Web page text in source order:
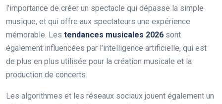
l’importance de créer un spectacle qui dépasse la simple
musique, et qui offre aux spectateurs une expérience
mémorable. Les tendances musicales 2026 sont
également influencées par l’intelligence artificielle, qui est
de plus en plus utilisée pour la création musicale et la
production de concerts.
Les algorithmes et les réseaux sociaux jouent également un